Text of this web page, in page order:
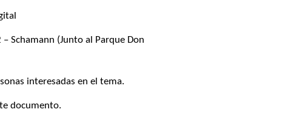
Schamann (Junto al Parque Don
interesadas en el tema.
documento.